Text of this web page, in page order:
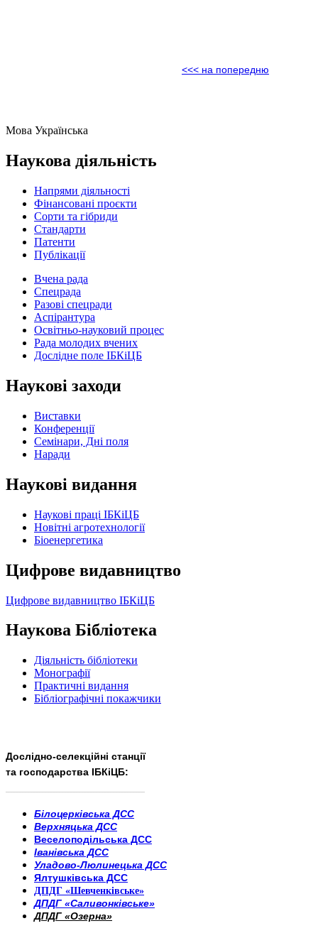
<<< на попередню
Мова Українська
Наукова діяльність
Напрями діяльності
Фінансовані проєкти
Сорти та гібриди
Стандарти
Патенти
Публікації
Вчена рада
Спецрада
Разові спецради
Аспірантура
Освітньо-науковий процес
Рада молодих вчених
Дослідне поле ІБКіЦБ
Наукові заходи
Виставки
Конференції
Семінари, Дні поля
Наради
Наукові видання
Наукові праці ІБКіЦБ
Новітні агротехнології
Бiоенергетика
Цифрове видавництво
Цифрове видавництво ІБКіЦБ
Наукова Бібліотека
Діяльність бібліотеки
Монографії
Практичні видання
Бібліографічні покажчики
Дослідно-селекційні станції
та господарства ІБКіЦБ:
Білоцерківська ДСС
Верхняцька ДСС
Веселоподільська ДСС
Іванівська ДСС
Уладово-Люлинецька ДСС
Ялтушківська ДСС
ДПДГ «Шевченківське»
ДПДГ «Саливонківське»
ДПДГ «Озерна»